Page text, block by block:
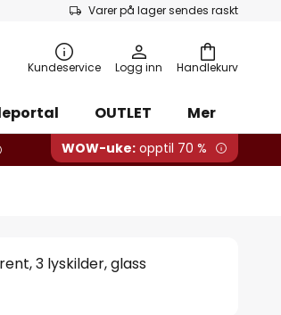
Varer på lager sendes raskt
Handlekurv
Kundeservice Logg inn
OUTLET
Mer
WOW-uke: opptil 70 %
3 lyskilder, glass